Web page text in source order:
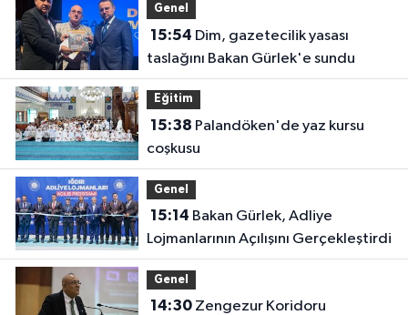
Genel
15:54
taslağını Bakan Gürlek'e sundu
Eğitim
15:38
coşkusu
Genel
15:14
Lojmanlarının Açılışını Gerçekleştirdi
Genel
14:30Zengezur Koridoru